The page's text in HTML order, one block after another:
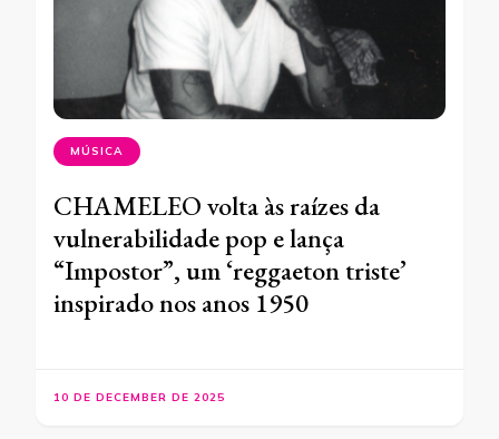
MÚSICA
CHAMELEO volta às raízes da
vulnerabilidade pop e lança
“Impostor”, um ‘reggaeton triste’
inspirado nos anos 1950
10 DE DECEMBER DE 2025